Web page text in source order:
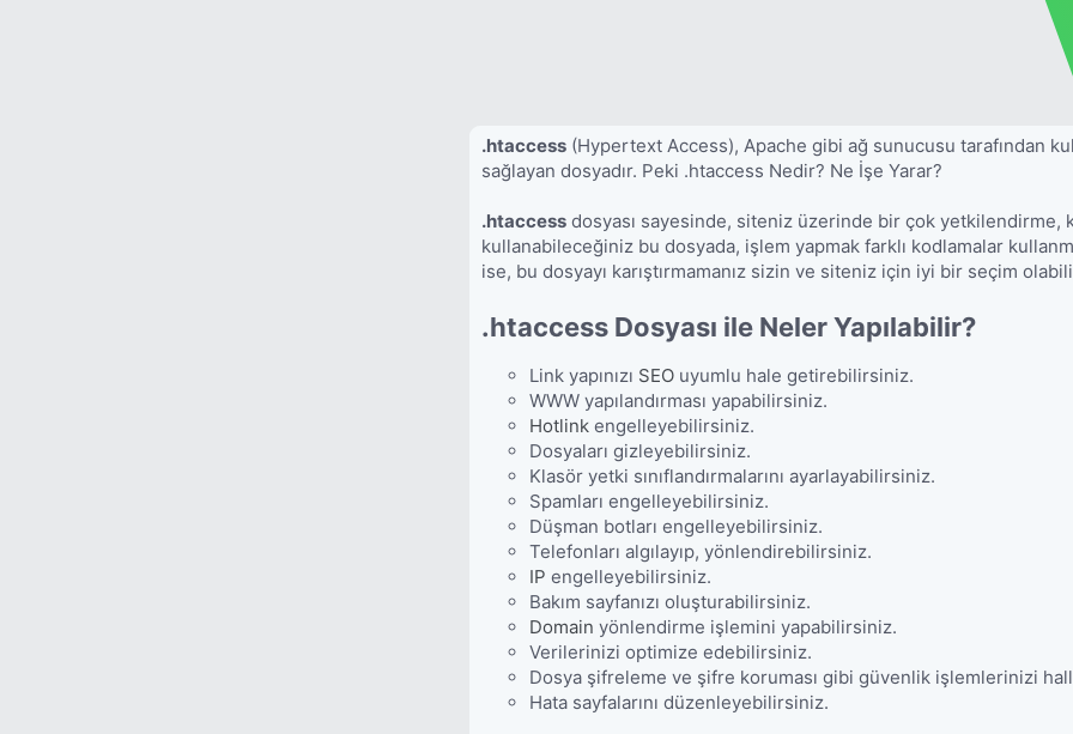
.htaccess (Hypertext Access), Apache gibi ağ sunucusu tarafından
sağlayan dosyadır. Peki .htaccess Nedir? Ne İşe Yarar?
.htaccess dosyası sayesinde, siteniz üzerinde bir çok yetkilendirme,
kullanabileceğiniz bu dosyada, işlem yapmak farklı kodlamalar
ise, bu dosyayı karıştırmamanız sizin ve siteniz için iyi bir seçim
.htaccess Dosyası ile Neler Yapılabilir?
Link yapınızı SEO uyumlu hale getirebilirsiniz.
WWW yapılandırması yapabilirsiniz.
Hotlink engelleyebilirsiniz.
Dosyaları gizleyebilirsiniz.
Klasör yetki sınıflandırmalarını ayarlayabilirsiniz.
Spamları engelleyebilirsiniz.
Düşman botları engelleyebilirsiniz.
Telefonları algılayıp, yönlendirebilirsiniz.
IP engelleyebilirsiniz.
Bakım sayfanızı oluşturabilirsiniz.
Domain yönlendirme işlemini yapabilirsiniz.
Verilerinizi optimize edebilirsiniz.
Dosya şifreleme ve şifre koruması gibi güvenlik işlemlerinizi
Hata sayfalarını düzenleyebilirsiniz.